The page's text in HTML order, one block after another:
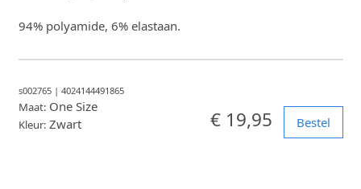
94% polyamide, 6% elastaan.
s002765| 4024144491865
Maat: One Size
Kleur: Zwart € 19,95 Bestel